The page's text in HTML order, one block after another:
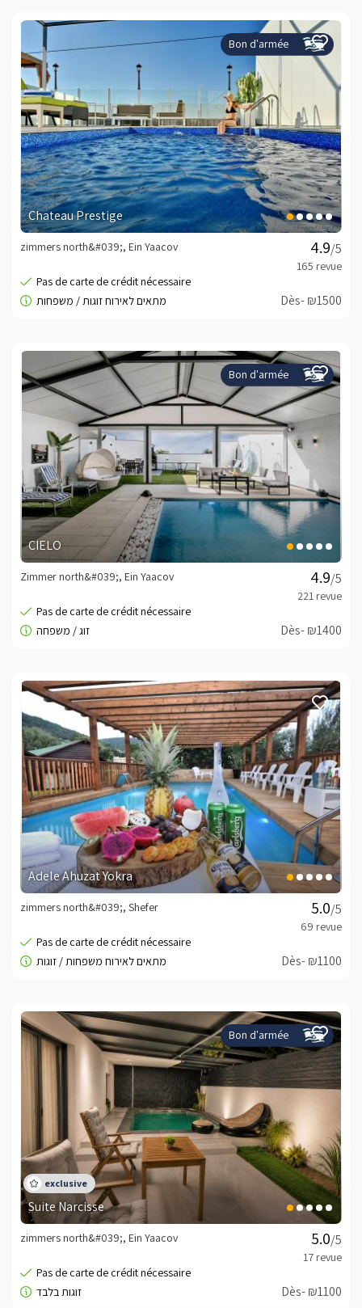
Bon d'armée
Chateau Prestige
/5
zimmers north&#039;, Ein Yaacov
Dès- ₪1500
Bon d'armée
CIELO
/5
Zimmer north&#039;, Ein Yaacov
Dès- ₪1400
Adele Ahuzat Yokra
/5
zimmers north&#039;, Shefer
Dès- ₪1100
Bon d'armée
Suite Narcisse
/5
zimmers north&#039;, Ein Yaacov
Dès- ₪1100